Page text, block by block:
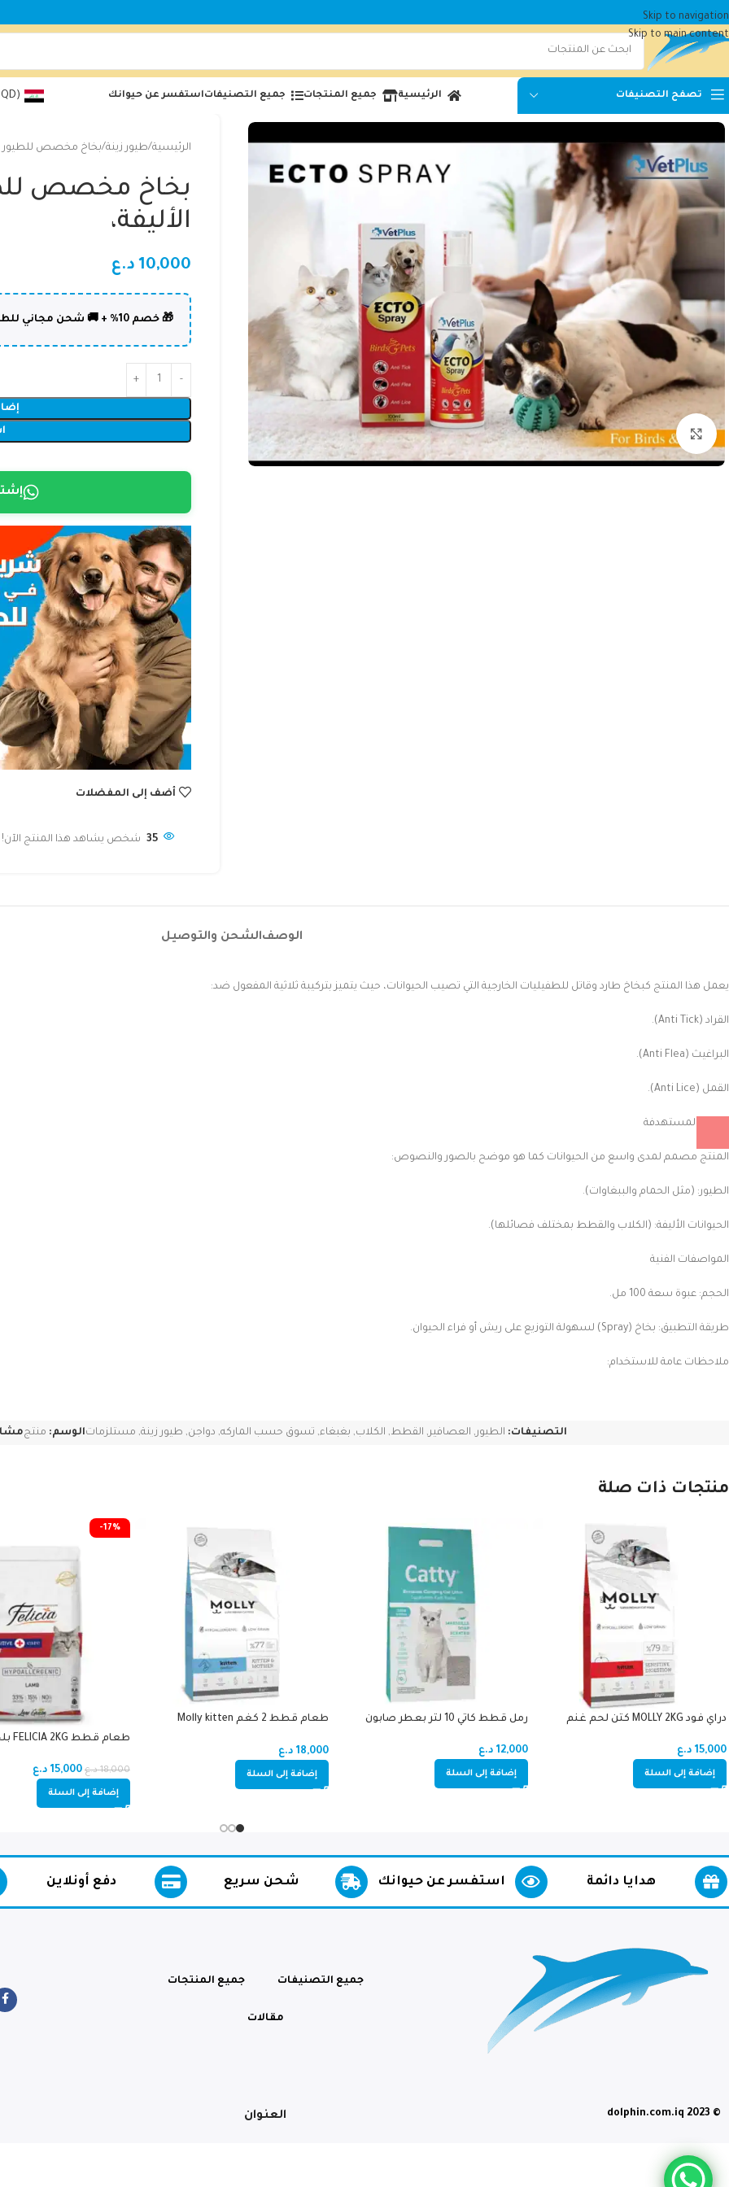
Skip to navigation
Skip to main content
تصفح التصنيفات الرئيسية جميع المنتجات جميع التصنيفاتاستفسر عن حيوانك (IQD)
Click to enlarge
الرئيسية طيور زينة بخاخ مخصص للطيور
بخاخ مخصص
الأليفة،
10,000 د.ع
🎁 خصم 10% + 🚚 شحن مجاني للطلبات فوق 50,000 د.ع | كود: DOLPHIN10
أضف إلى المفضلات
35 شخص يشاهد هذا المنتج الآن!
الوصفالشحن والتوصيل
يعمل هذا المنتج كبخاخ طارد وقاتل للطفيليات الخارجية التي تصيب الحيوانات، حيث يتميز بتركيبة ثلاثية المفعول ضد:
القراد (Anti Tick).
البراغيث (Anti Flea).
القمل (Anti Lice).
الفئات المستهدفة
المنتج مصمم لمدى واسع من الحيوانات كما هو موضح بالصور والنصوص:
الطيور: (مثل الحمام والببغاوات).
الحيوانات الأليفة: (الكلاب والقطط بمختلف فصائلها).
المواصفات الفنية
الحجم: عبوة سعة 100 مل.
طريقة التطبيق: بخاخ (Spray) لسهولة التوزيع على ريش أو فراء الحيوان.
ملاحظات عامة للاستخدام:
التصنيفات: الطيور, العصافير, القطط, الكلاب, بغبغاء, تسوق حسب الماركه, دواجن, طيور زينة, مستلزماتالوسم: منتج
منتجات ذات صلة
دراي فود MOLLY 2KG كتن لحم غنم
15,000 د.ع
إضافة إلى السلة
رمل قطط كاتي 10 لتر بعطر صابون
12,000 د.ع
إضافة إلى السلة
طعام قطط 2 كغم Molly kitten
18,000 د.ع
إضافة إلى السلة
-17%
طعام قطط FELICIA 2KG بلحم الغنم
18,000 د.ع 15,000 د.ع
إضافة إلى السلة
هدايا دائمة استفسر عن حيوانك شحن سريع دفع أونلاين
جميع التصنيفات جميع المنتجات
مقالات
© dolphin.com.iq 2023 العنوان